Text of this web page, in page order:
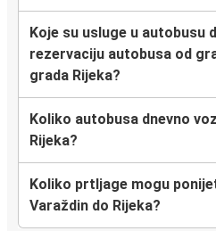
Koje su usluge u autobusu
rezervaciju autobusa od
grada Rijeka?
Koliko autobusa dnevno
Rijeka?
Koliko prtljage mogu
Varaždin do Rijeka?